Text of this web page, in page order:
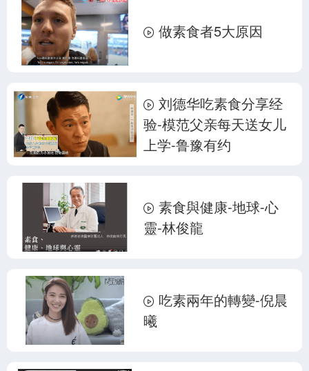
做素食者5大原因
刘德华吃素食分享经
验-模范父亲每天送女儿
上学-鲁豫有约
素食與健康-地球-心
靈-林俊龍
吃素兩年的轉變-倪晨
曦